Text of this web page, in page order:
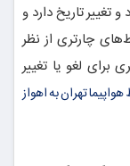
تغییر تاریخ دارد و
چارتری از نظر
برای لغو یا تغییر
هواپیما تهران به اهواز